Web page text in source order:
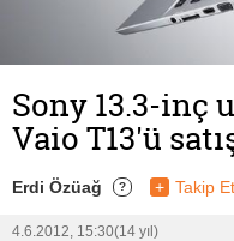
Sony 13.3-inç
Vaio T13'ü
Erdi Özüağ ? + Takip Et
4.6.2012, 15:30(14 yıl)